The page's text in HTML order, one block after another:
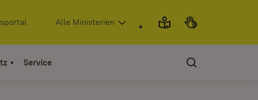
(Öffnet in neuem Fenster)
Alle Ministerien
Service